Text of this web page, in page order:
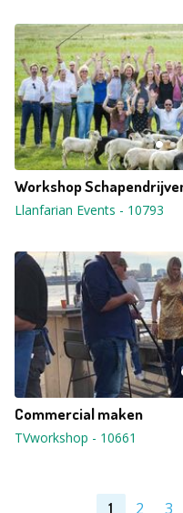
Workshop
Llanfarian Events - 10793
Commercial maken
TVworkshop - 10661
1 2 3